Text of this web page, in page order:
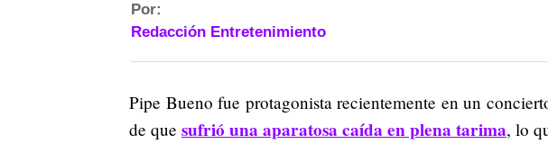
Por:
Redacción Entretenimiento
Pipe Bueno fue protagonista recientemente en un
de que sufrió una aparatosa caída en plena tarima, lo